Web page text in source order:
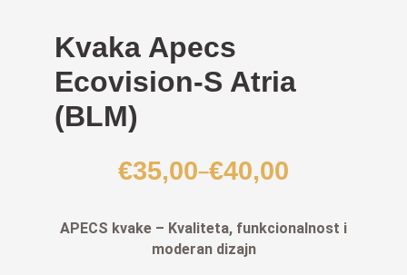
Kvaka Apecs
Ecovision-S Atria
(BLM)
€35,00–€40,00
Raspon
od
€35,00
APECS kvake – Kvaliteta, funkcionalnost i
moderan dizajn